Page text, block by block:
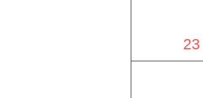
23